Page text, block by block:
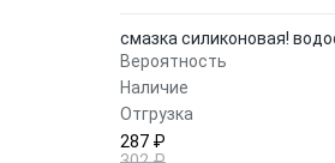
смазка силиконовая!
Вероятность
Наличие
Отгрузка
287 ₽